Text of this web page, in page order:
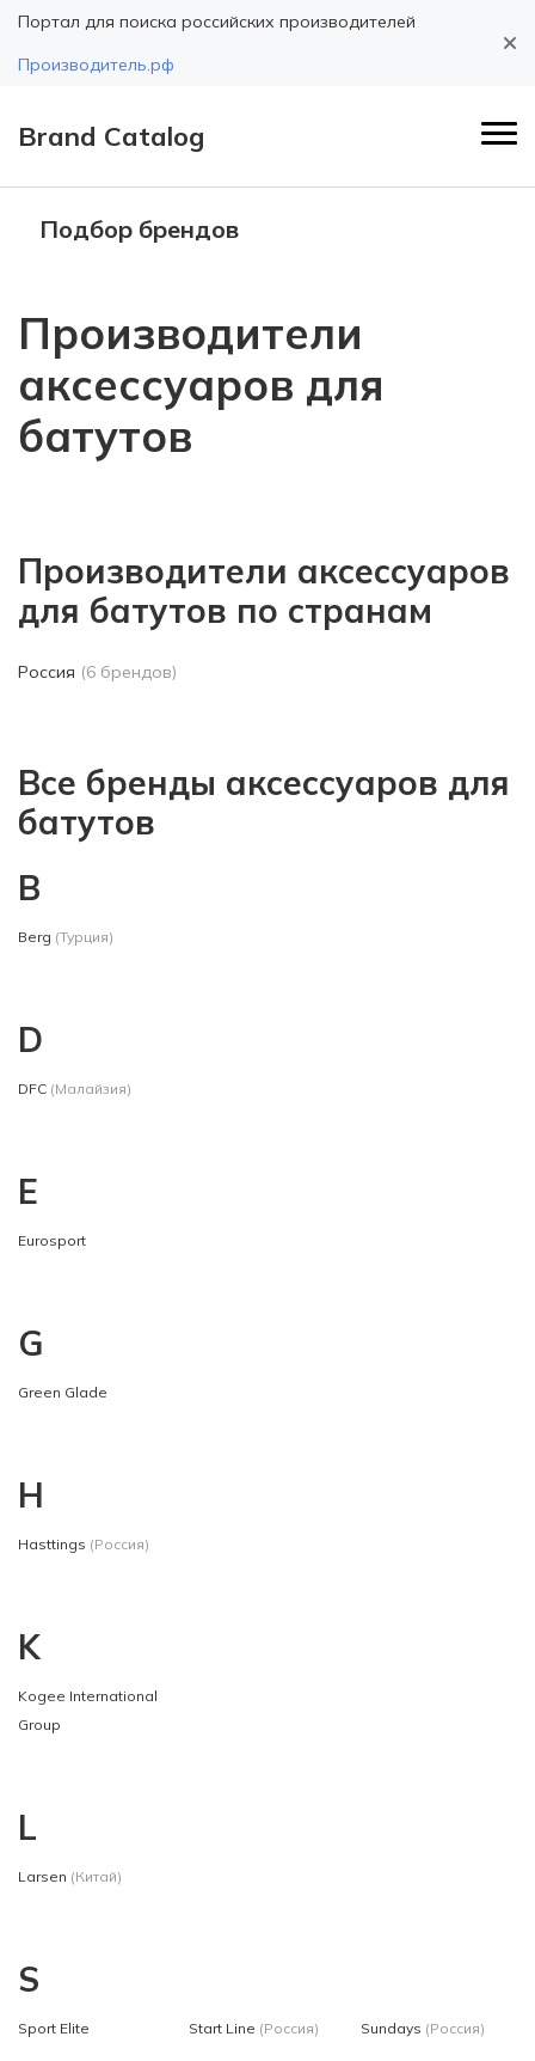
Портал для поиска российских производителей
Производитель.рф
Brand Catalog
Подбор брендов
Производители
аксессуаров для
батутов
Производители аксессуаров
для батутов по странам
Россия (6 брендов)
Все бренды аксессуаров для
батутов
B
Berg (Турция)
D
DFC (Малайзия)
E
Eurosport
G
Green Glade
H
Hasttings (Россия)
K
Kogee International
Group
L
Larsen (Китай)
S
Sport Elite Start Line (Россия) Sundays (Россия)